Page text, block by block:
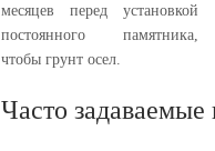
месяцев перед установкой
постоянного памятника,
чтобы грунт осел.
Часто